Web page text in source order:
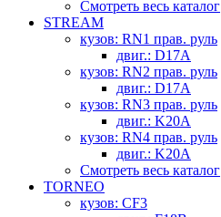
Смотреть весь каталог
STREAM
кузов: RN1 прав. руль
двиг.: D17A
кузов: RN2 прав. руль
двиг.: D17A
кузов: RN3 прав. руль
двиг.: K20A
кузов: RN4 прав. руль
двиг.: K20A
Смотреть весь каталог
TORNEO
кузов: CF3